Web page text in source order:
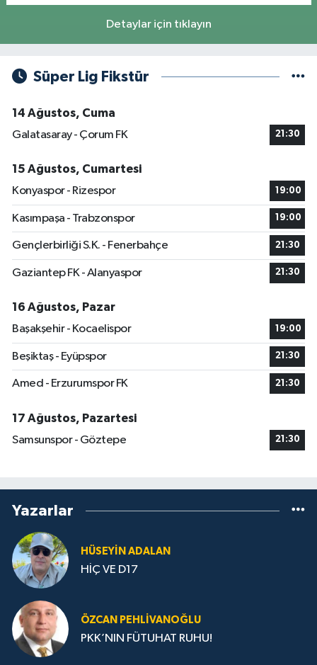
Detaylar için tıklayın
Süper Lig Fikstür
14 Ağustos, Cuma
Galatasaray - Çorum FK
21:30
15 Ağustos, Cumartesi
Konyaspor - Rizespor
19:00
Kasımpaşa - Trabzonspor 19:00
Gençlerbirliği S.K. - Fenerbahçe 21:30
Gaziantep FK - Alanyaspor 21:30
16 Ağustos, Pazar
Başakşehir - Kocaelispor
19:00
Beşiktaş - Eyüpspor 21:30
Amed - Erzurumspor FK 21:30
17 Ağustos, Pazartesi
Samsunspor - Göztepe
21:30
Yazarlar
HÜSEYIN ADALAN
HİÇ VE D17
ÖZCAN PEHLIVANOĞLU
PKK’NIN FÜTUHAT RUHU!